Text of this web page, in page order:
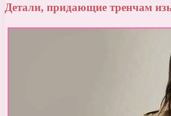
Детали, придающие тренчам